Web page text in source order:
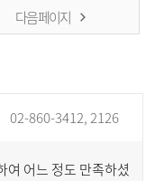
다음 페이지
02-860-3412, 2126
여 어느 정도 만족하셨